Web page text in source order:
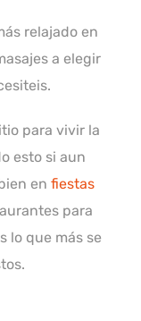
relajado en
a elegir
para vivir la
esto si aun
en fiestas
para
lo que más se